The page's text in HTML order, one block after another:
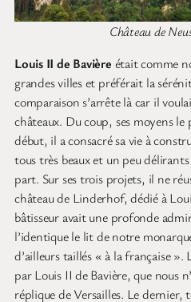
Château de
Louis II de Bavière était comme
grandes villes et préférait la
comparaison s’arrête là car il
châteaux. Du coup, ses moyens
début, il a consacré sa vie à
tous très beaux et un peu
part. Sur ses trois projets, il ne
château de Linderhof, dédié à
bâtisseur avait une profonde
l’identique le lit de notre
d’ailleurs taillés « à la française
par Louis II de Bavière, que nous
réplique de Versailles. Le